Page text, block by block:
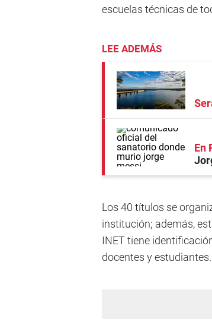
escuelas técnicas de
LEE ADEMÁS
En
Los 40 títulos se
institución; además,
INET tiene
docentes y estudiantes.